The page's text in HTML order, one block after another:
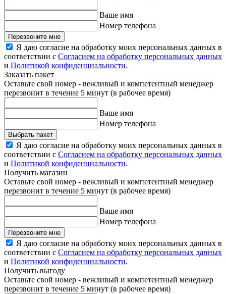
Ваше имя
Номер телефона
Перезвоните мне
Я даю согласие на обработку моих персональных данных в
соответствии с Согласием на обработку персональных данных
и Политикой конфиденциальности.
Заказать пакет
Оставьте свой номер - вежливый и компетентный менеджер
перезвонит в течение 5 минут (в рабочее время)
Ваше имя
Номер телефона
Выбрать пакет
Я даю согласие на обработку моих персональных данных в
соответствии с Согласием на обработку персональных данных
и Политикой конфиденциальности.
Получить магазин
Оставьте свой номер - вежливый и компетентный менеджер
перезвонит в течение 5 минут (в рабочее время)
Ваше имя
Номер телефона
Перезвоните мне
Я даю согласие на обработку моих персональных данных в
соответствии с Согласием на обработку персональных данных
и Политикой конфиденциальности.
Получить выгоду
Оставьте свой номер - вежливый и компетентный менеджер
перезвонит в течение 5 минут (в рабочее время)